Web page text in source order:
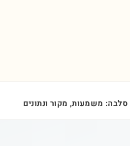
משמעות, מקור ונתונים